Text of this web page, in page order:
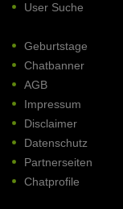
User Suche
Geburtstage
Chatbanner
AGB
Impressum
Disclaimer
Datenschutz
Partnerseiten
Chatprofile